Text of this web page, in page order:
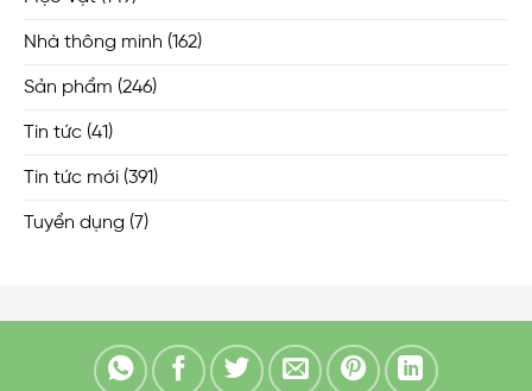
Nhà thông minh (162)
Sản phẩm (246)
Tin tức (41)
Tin tức mới (391)
Tuyển dụng (7)